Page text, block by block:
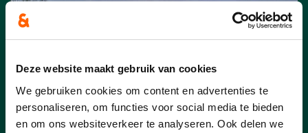
Deze website maakt gebruik van cookies
We gebruiken cookies om content en advertenties te
personaliseren, om functies voor social media te bieden
en om ons websiteverkeer te analyseren. Ook delen we